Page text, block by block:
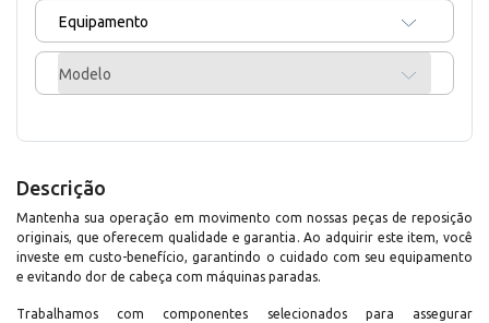
Equipamento
Modelo
Descrição
Mantenha sua operação em movimento com nossas peças de reposição
originais, que oferecem qualidade e garantia. Ao adquirir este item, você
investe em custo-benefício, garantindo o cuidado com seu equipamento
e evitando dor de cabeça com máquinas paradas.
Trabalhamos com componentes selecionados para assegurar